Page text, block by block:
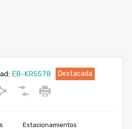
EB-KR5578 Destacada
Estacionamientos